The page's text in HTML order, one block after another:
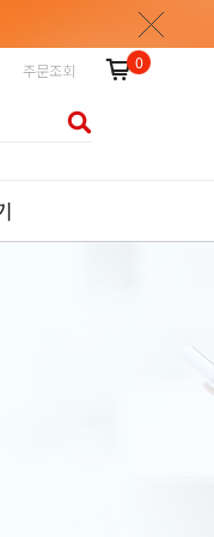
주문조회 0